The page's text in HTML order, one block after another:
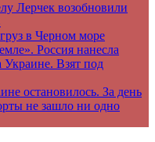
Лерчек возобновили
в Черном море
Россия нанесла
Украине. Взят под
остановилось. За день
не зашло ни одно